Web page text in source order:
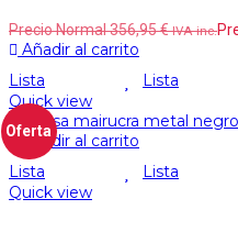
Precio Normal356,95€ IVA inc.
Añadir al carrito
Lista
Lista
Quick view
Oferta
Añadir al carrito
Lista
Lista
Quick view